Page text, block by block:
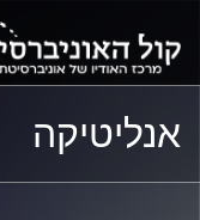
התפריט
הראשי
התוכן
הראשי
אנליטיקה